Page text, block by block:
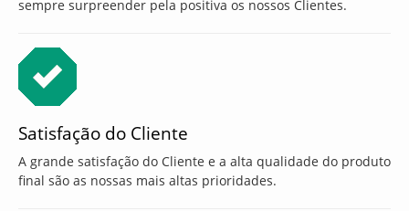
sempre surpreender pela positiva os nossos Clientes.
Satisfação do Cliente
A grande satisfação do Cliente e a alta qualidade do produto
final são as nossas mais altas prioridades.